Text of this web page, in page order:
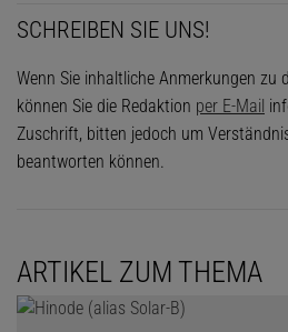
SCHREIBEN SIE UNS!
Wenn Sie inhaltliche Anmerkungen zu
können Sie die Redaktion per E-Mail
Zuschrift, bitten jedoch um
beantworten können.
ARTIKEL ZUM THEMA